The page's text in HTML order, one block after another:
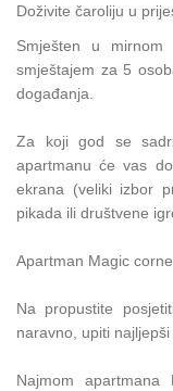
Doživite čaroliju u
Smješten u
smještajem za 5
događanja.
Za koji god se
apartmanu će vas
ekrana (veliki izbor
pikada ili društvene
Apartman Magic
Na propustite
naravno, upiti
Najmom